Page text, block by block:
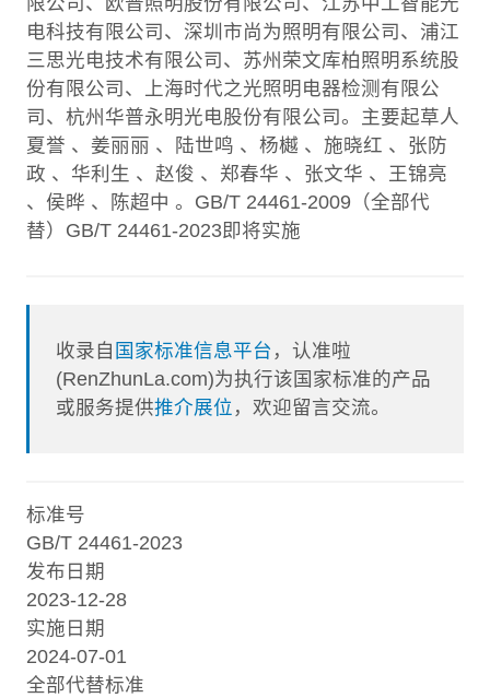
电科技有限公司、深圳市尚为照明有限公司、浦江
三思光电技术有限公司、苏州荣文库柏照明系统股
份有限公司、上海时代之光照明电器检测有限公
司、杭州华普永明光电股份有限公司。主要起草人
夏誉 、姜丽丽 、陆世鸣 、杨樾 、施晓红 、张防
政 、华利生 、赵俊 、郑春华 、张文华 、王锦亮
、侯晔 、陈超中 。GB/T 24461-2009（全部代
替）GB/T 24461-2023即将实施
收录自 国家标准信息平台 ，认准啦
(RenZhunLa.com)为执行该国家标准的产品
或服务提供推介展位 ，欢迎留言交流。
标准号
GB/T 24461-2023
发布日期
2023-12-28
实施日期
2024-07-01
全部代替标准